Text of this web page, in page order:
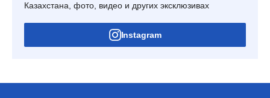
Казахстана, фото, видео и других эксклюзивах
Instagram